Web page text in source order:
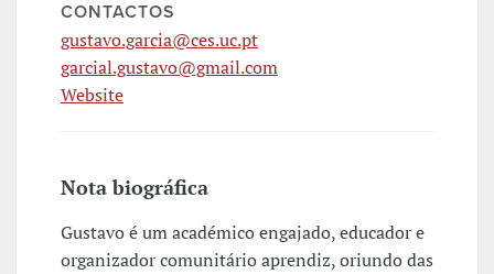
CONTACTOS
gustavo.garcia@ces.uc.pt
garcial.gustavo@gmail.com
Website
Nota biográfica
Gustavo é um académico engajado, educador e
organizador comunitário aprendiz, oriundo das